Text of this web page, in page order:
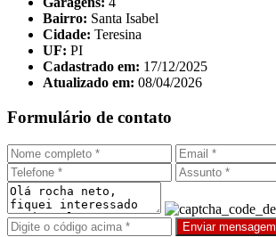
Bairro: Santa Isabel
Cidade: Teresina
UF: PI
Cadastrado em: 17/12/2025
Atualizado em: 08/04/2026
Formulário de contato
Enviar mensagem